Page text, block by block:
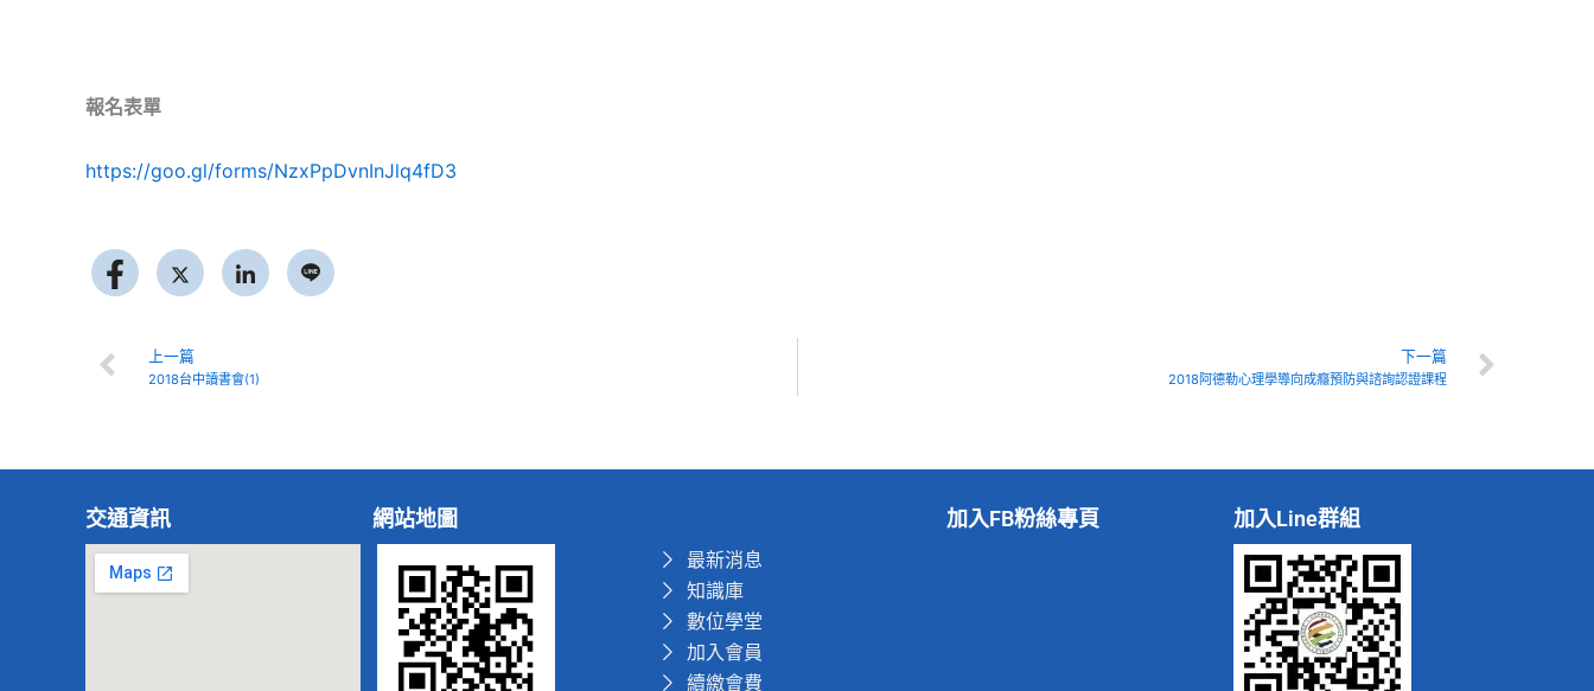
報名表單
https://goo.gl/forms/NzxPpDvnInJlq4fD3
Prev
上一篇
2018台中讀書會(1)
下一篇
2018阿德勒心理學導向成癮預防與諮詢認證課程
交通資訊 網站地圖 加入FB粉絲專頁 加入Line群組
最新消息
知識庫
數位學堂
加入會員
續繳會費